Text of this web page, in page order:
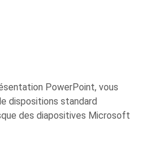
PowerPoint, vous
dispositions standard
des diapositives Microsoft